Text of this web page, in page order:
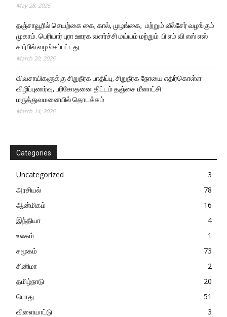
May 28, 2026
தஞ்சாவூரில் செயற்கை கை, கால், முழங்கை, மற்றும் வீல்சேர் வழங்கும்
முகாம். பெரியார் புரா ஊரக வளர்ச்சி மய்யம் மற்றும் பி எம் வி எஸ் எஸ்
சார்பில் வழங்கப்பட்டது
March 20, 2026
விவசாயிகளுக்கு சிறுநீரக பாதிப்பு, சிறுநீரக நோயை எதிர்கொள்ள
விழிப்புணர்வு, பரிசோதனை திட்டம் தஞ்சை மீனாட்சி
மருத்துவமனையில் தொடக்கம்
March 14, 2026
Categories
Uncategorized
3
அரசியல்
78
ஆன்மிகம்
16
இந்தியா
4
உலகம்
1
சமூகம்
73
சினிமா
2
தமிழ்நாடு
20
பொது
51
விளையாட்டு
3